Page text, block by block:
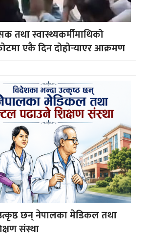
तथा स्वास्थ्यकर्मीमाथिको
एकै दिन दोहोर्‍याएर आक्रमण
छन् नेपालका मेडिकल तथा
संस्था